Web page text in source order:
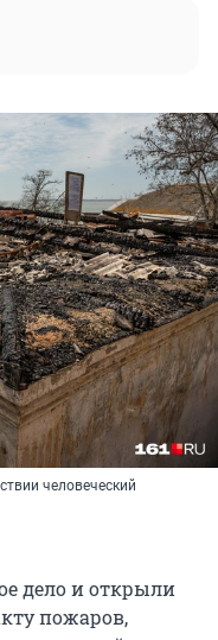
человеческий
дело и открыли
пожаров,